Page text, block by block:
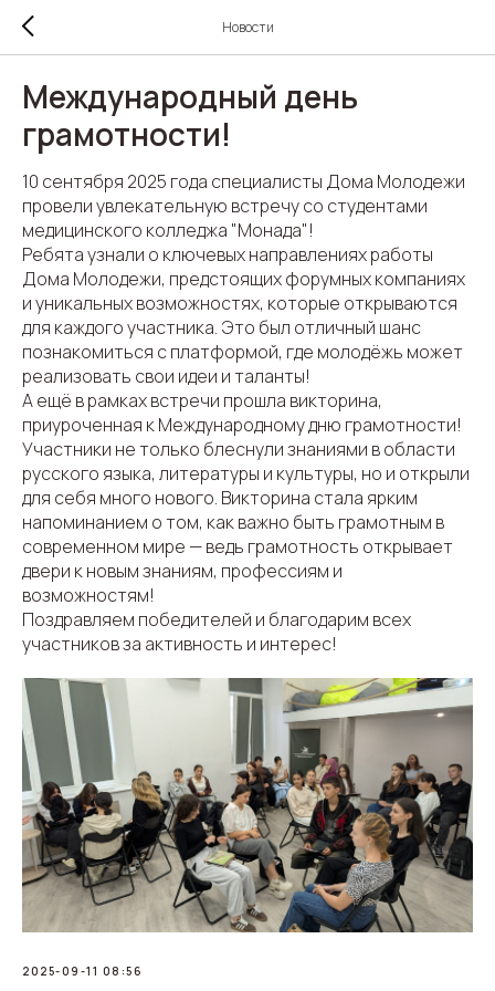
Новости
Международный день
грамотности!
10 сентября 2025 года специалисты Дома Молодежи
провели увлекательную встречу со студентами
медицинского колледжа "Монада"!
Ребята узнали о ключевых направлениях работы
Дома Молодежи, предстоящих форумных компаниях
и уникальных возможностях, которые открываются
для каждого участника. Это был отличный шанс
познакомиться с платформой, где молодёжь может
реализовать свои идеи и таланты!
А ещё в рамках встречи прошла викторина,
приуроченная к Международному дню грамотности!
Участники не только блеснули знаниями в области
русского языка, литературы и культуры, но и открыли
для себя много нового. Викторина стала ярким
напоминанием о том, как важно быть грамотным в
современном мире — ведь грамотность открывает
двери к новым знаниям, профессиям и
возможностям!
Поздравляем победителей и благодарим всех
участников за активность и интерес!
2025-09-11 08:56